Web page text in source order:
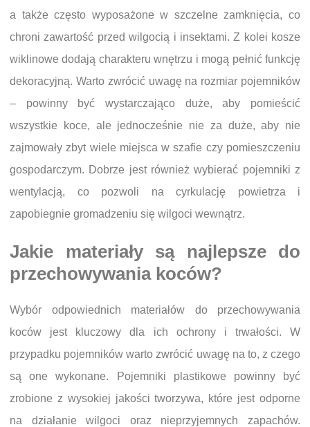
a także często wyposażone w szczelne zamknięcia, co
chroni zawartość przed wilgocią i insektami. Z kolei kosze
wiklinowe dodają charakteru wnętrzu i mogą pełnić funkcję
dekoracyjną. Warto zwrócić uwagę na rozmiar pojemników
– powinny być wystarczająco duże, aby pomieścić
wszystkie koce, ale jednocześnie nie za duże, aby nie
zajmowały zbyt wiele miejsca w szafie czy pomieszczeniu
gospodarczym. Dobrze jest również wybierać pojemniki z
wentylacją, co pozwoli na cyrkulację powietrza i
zapobiegnie gromadzeniu się wilgoci wewnątrz.
Jakie materiały są najlepsze do
przechowywania koców?
Wybór odpowiednich materiałów do przechowywania
koców jest kluczowy dla ich ochrony i trwałości. W
przypadku pojemników warto zwrócić uwagę na to, z czego
są one wykonane. Pojemniki plastikowe powinny być
zrobione z wysokiej jakości tworzywa, które jest odporne
na działanie wilgoci oraz nieprzyjemnych zapachów.